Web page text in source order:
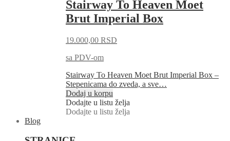
Stairway To Heaven Moet
Brut Imperial Box
19.000,00 RSD
sa PDV-om
Stairway To Heaven Moet Brut Imperial Box –
Stepenicama do zveda, a sve…
Dodaj u korpu
Dodajte u listu želja
Dodajte u listu želja
Blog